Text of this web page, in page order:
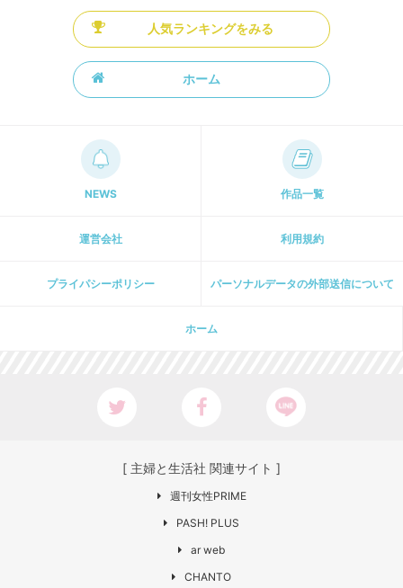
人気ランキングをみる
ホーム
NEWS 作品一覧
運営会社 利用規約
プライパシーポリシー パーソナルデータの外部送信について
ホーム
[ 主婦と生活社 関連サイト ]
週刊女性PRIME
PASH! PLUS
ar web
CHANTO